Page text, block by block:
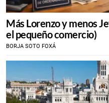
Más Lorenzo y menos
el pequeño comercio)
BORJA SOTO FOXÁ